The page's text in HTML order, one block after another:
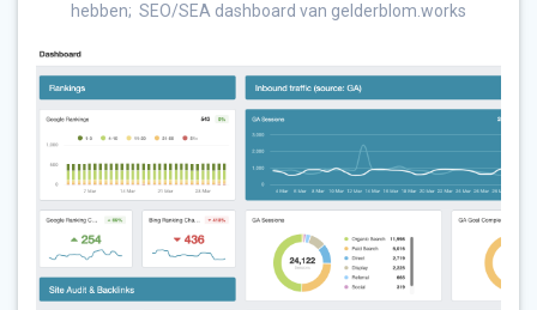
hebben; SEO/SEA dashboard van gelderblom.works